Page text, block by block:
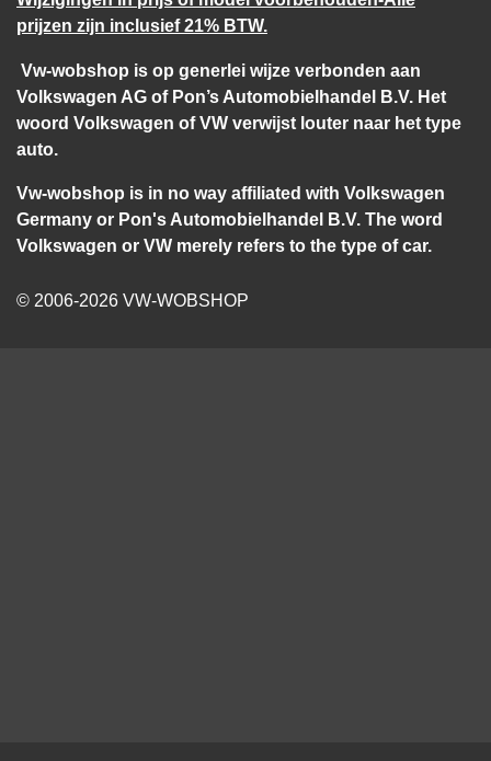
prijzen zijn inclusief 21% BTW.
Vw-wobshop is op generlei wijze verbonden aan
Volkswagen AG of Pon’s Automobielhandel B.V. Het
woord Volkswagen of VW verwijst louter naar het type
auto.
Vw-wobshop is in no way affiliated with Volkswagen
Germany or Pon's Automobielhandel B.V. The word
Volkswagen or VW merely refers to the type of car.
© 2006-2026 VW-WOBSHOP